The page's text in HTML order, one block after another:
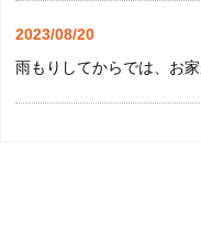
2023/08/20
雨もりしてからでは、お